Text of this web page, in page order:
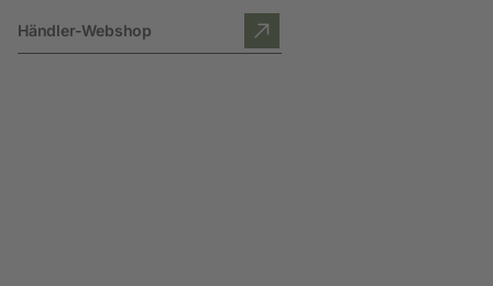
Händler-Webshop